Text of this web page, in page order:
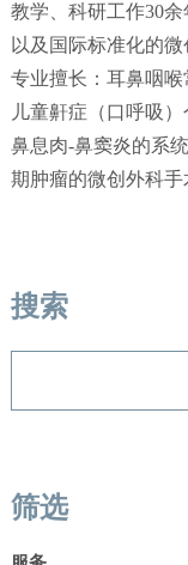
教学、科研工作30
以及国际标准化的微
专业擅长：耳鼻咽
儿童鼾症（口呼吸
鼻息肉-鼻窦炎的系
期肿瘤的微创外科手
搜索
筛选